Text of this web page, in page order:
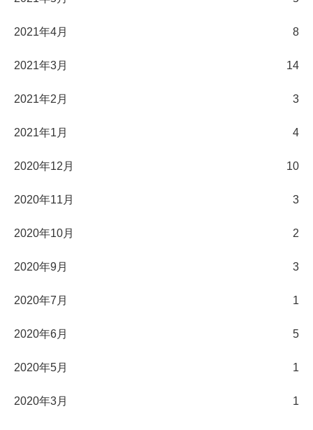
2021年4月 8
2021年3月 14
2021年2月 3
2021年1月 4
2020年12月 10
2020年11月 3
2020年10月 2
2020年9月 3
2020年7月 1
2020年6月 5
2020年5月 1
2020年3月 1